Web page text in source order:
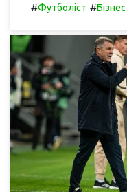
#Футболіст #Бізнес